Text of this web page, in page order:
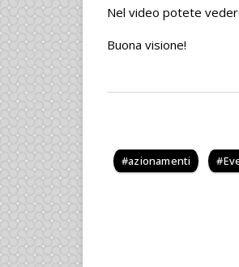
Nel video potete
Buona visione!
azionamenti